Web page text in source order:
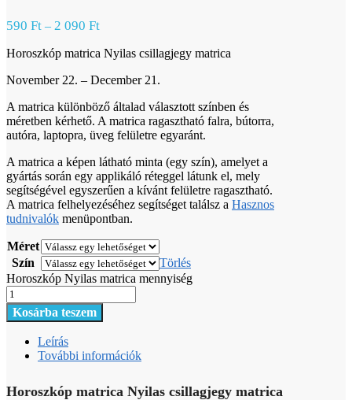
590 Ft – 2 090 Ft
Horoszkóp matrica Nyilas csillagjegy matrica
November 22. – December 21.
A matrica különböző általad választott színben és
méretben kérhető. A matrica ragasztható falra, bútorra,
autóra, laptopra, üveg felületre egyaránt.
A matrica a képen látható minta (egy szín), amelyet a
gyártás során egy applikáló réteggel látunk el, mely
segítségével egyszerűen a kívánt felületre ragasztható.
A matrica felhelyezéséhez segítséget találsz a Hasznos
tudnivalók menüpontban.
Méret
Szín
Törlés
Horoszkóp Nyilas matrica mennyiség
Kosárba teszem
Leírás
További információk
Horoszkóp matrica Nyilas csillagjegy matrica